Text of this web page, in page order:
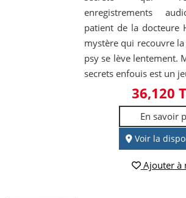
enregistrements
patient de la docteure
mystère qui recouvre
psy se lève lentement.
secrets enfouis est un
36,120
En savoir
Voir la
Ajouter à